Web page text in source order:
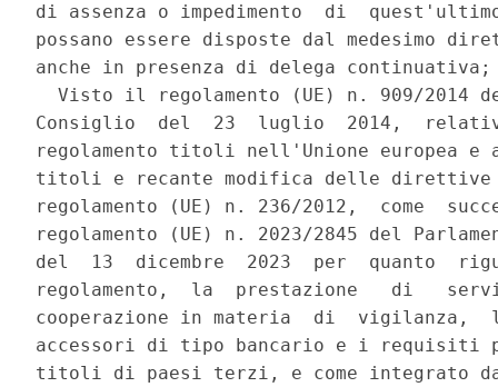
di assenza o impedimento  di
possano essere disposte dal medesimo
anche in presenza di delega
Visto il regolamento (UE) n. 909/2014
Consiglio  del  23  luglio  2014,
regolamento titoli nell'Unione europea
titoli e recante modifica delle direttive
regolamento (UE) n. 236/2012,  come
regolamento (UE) n. 2023/2845 del
del  13  dicembre  2023  per  quanto
regolamento,  la  prestazione   di
cooperazione in materia  di  vigilanza,
accessori di tipo bancario e i
titoli di paesi terzi, e come integrato dal